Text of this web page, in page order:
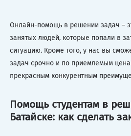
Онлайн-помощь в решении задач –
занятых людей, которые попали в
ситуацию. Кроме того, у нас вы
задач срочно и по приемлемым
прекрасным конкурентным
Помощь студентам в
Батайске: как сделать